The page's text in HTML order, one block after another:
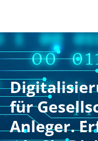
für
Anleger.